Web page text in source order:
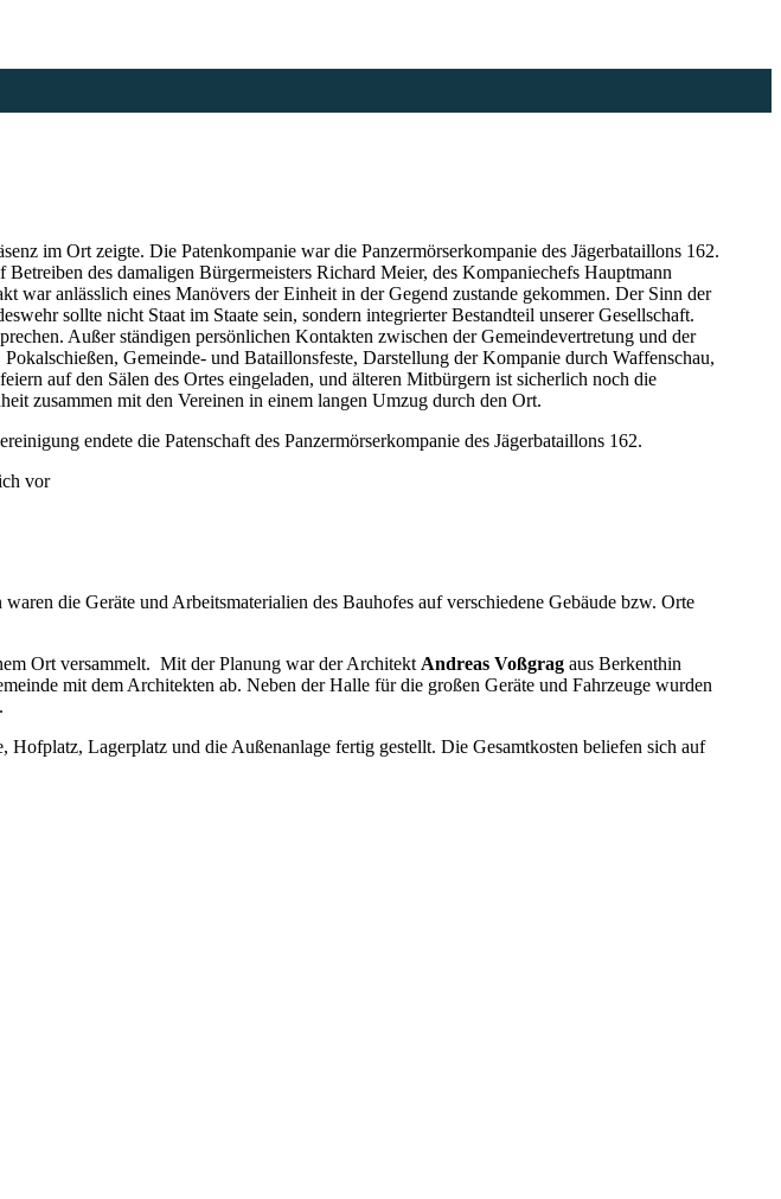
im Ort zeigte. Die Patenkompanie war die Panzermörserkompanie des Jägerbataillons 162.
des damaligen Bürgermeisters Richard Meier, des Kompaniechefs Hauptmann
anlässlich eines Manövers der Einheit in der Gegend zustande gekommen. Der Sinn der
sollte nicht Staat im Staate sein, sondern integrierter Bestandteil unserer Gesellschaft.
Außer ständigen persönlichen Kontakten zwischen der Gemeindevertretung und der
Gemeinde- und Bataillonsfeste, Darstellung der Kompanie durch Waffenschau,
auf den Sälen des Ortes eingeladen, und älteren Mitbürgern ist sicherlich noch die
zusammen mit den Vereinen in einem langen Umzug durch den Ort.
endete die Patenschaft des Panzermörserkompanie des Jägerbataillons 162.
vor
die Geräte und Arbeitsmaterialien des Bauhofes auf verschiedene Gebäude bzw. Orte
Ort versammelt. Mit der Planung war der ArchitektAndreas Voßgrag aus Berkenthin
mit dem Architekten ab. Neben der Halle für die großen Geräte und Fahrzeuge wurden
Lagerplatz und die Außenanlage fertig gestellt. Die Gesamtkosten beliefen sich auf